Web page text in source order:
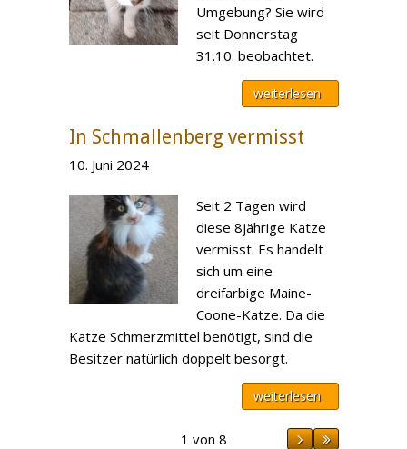
Umgebung? Sie wird
seit Donnerstag
31.10. beobachtet.
weiterlesen
In Schmallenberg vermisst
10. Juni 2024
Seit 2 Tagen wird
diese 8jährige Katze
vermisst. Es handelt
sich um eine
dreifarbige Maine-
Coone-Katze. Da die
Katze Schmerzmittel benötigt, sind die
Besitzer natürlich doppelt besorgt.
weiterlesen
1 von 8